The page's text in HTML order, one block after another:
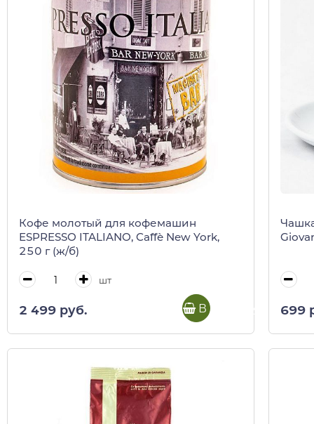
Кофе молотый для кофемашин
ESPRESSO ITALIANO, Caffè New York,
250 г (ж/б)
шт
2 499 руб. В корзину 699